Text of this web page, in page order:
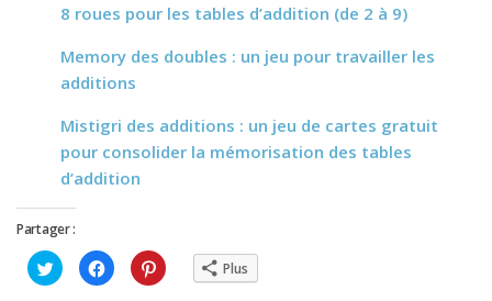
8 roues pour les tables d’addition (de 2 à 9)
Memory des doubles : un jeu pour travailler les
additions
Mistigri des additions : un jeu de cartes gratuit
pour consolider la mémorisation des tables
d’addition
Partager :
Cliquez
pour
partager
Cliquez
pour
partager
Cliquez
pour Plus